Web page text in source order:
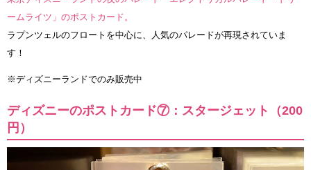
ームライツ」のポストカード。
ラプンツェルのフロートを中心に、人気のパレードが再現されていま
す！
※ディズニーランドでのみ販売中
ディズニーのポストカード⑦：スタージェット（200
円）